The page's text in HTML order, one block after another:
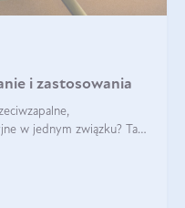
i zastosowania
w jednym związku? Tak